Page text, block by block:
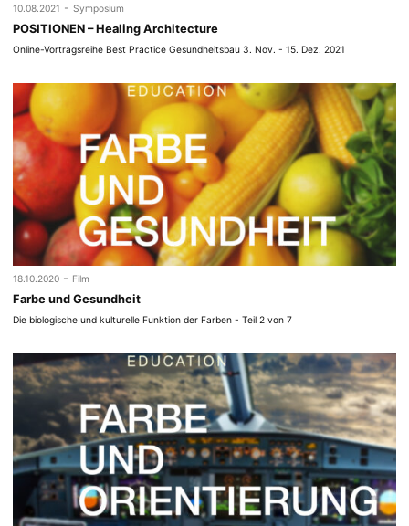
10.08.2021 - Symposium
POSITIONEN – Healing Architecture
Online-Vortragsreihe Best Practice Gesundheitsbau 3. Nov. - 15. Dez. 2021
18.10.2020 - Film
Farbe und Gesundheit
Die biologische und kulturelle Funktion der Farben - Teil 2 von 7